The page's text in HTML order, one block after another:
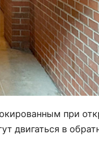
распознавание
при
двигаться в